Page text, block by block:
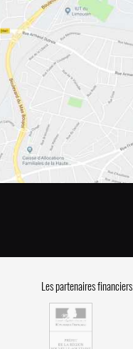
Les partenaires financiers